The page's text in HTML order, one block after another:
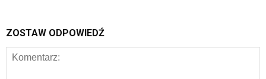
ZOSTAW ODPOWIEDŹ